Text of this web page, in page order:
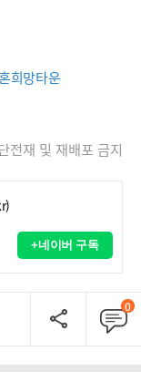
희망타운
전재 및 재배포 금지
+네이버 구독
0